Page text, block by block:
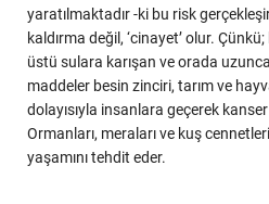
yaratılmaktadır -ki bu risk
kaldırma değil, ‘cinayet’ olur.
üstü sulara karışan ve orada
maddeler besin zinciri, tarım ve
dolayısıyla insanlara geçerek
Ormanları, meraları ve kuş
yaşamını tehdit eder.